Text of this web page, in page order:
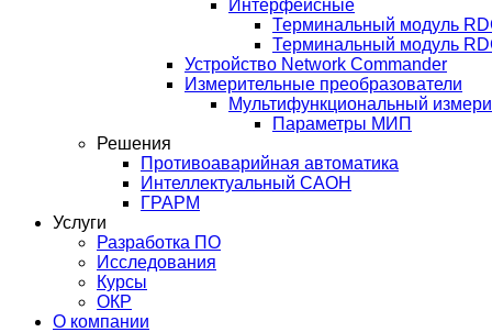
Интерфейсные
Терминальный модуль
Терминальный модуль
Устройство Network Commander
Измерительные преобразователи
Мультифункциональный
Параметры МИП
Решения
Противоаварийная автоматика
Интеллектуальный САОН
ГРАРМ
Услуги
Разработка ПО
Исследования
Курсы
ОКР
О компании